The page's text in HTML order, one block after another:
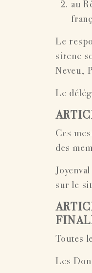
au
Le
sirene
Neveu,
Le
Ces
des
sur le
Toutes
Les